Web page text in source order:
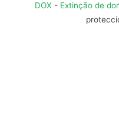
DOX - Extinção de